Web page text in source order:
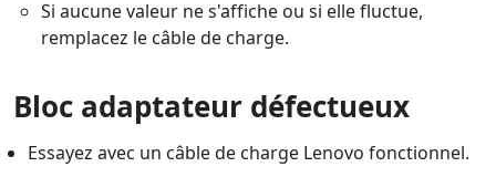
Si aucune valeur ne s'affiche ou si elle fluctue,
remplacez le câble de charge.
Bloc adaptateur défectueux
Essayez avec un câble de charge Lenovo fonctionnel.